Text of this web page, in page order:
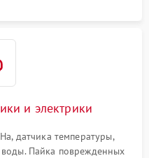
и электрики
датчика температуры,
воды. Пайка поврежденных